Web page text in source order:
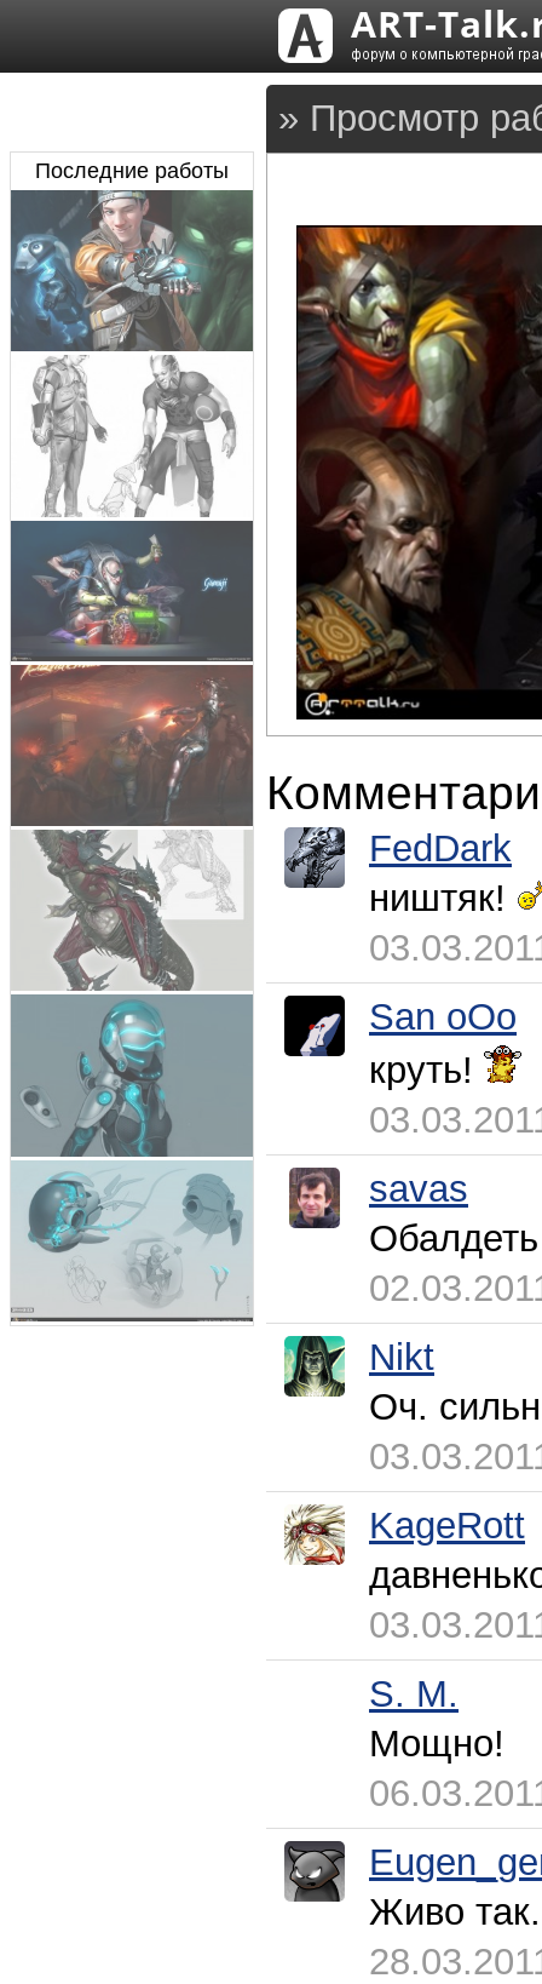
» Просмотр
FedDark
ништяк!
San oOo
круть!
savas
Nikt
Оч.
KageRott
S. M.
Мощно!
Живо
Последние работы